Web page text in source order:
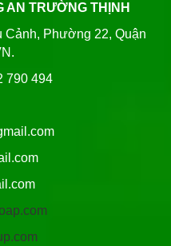
AN TRƯỜNG THỊNH
Phường 22, Quận
790 494